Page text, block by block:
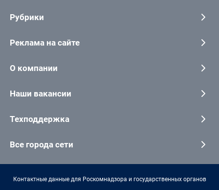
Рубрики
Реклама на сайте
О компании
Наши вакансии
Техподдержка
Все города сети
Контактные данные для Роскомнадзора и государственных органов